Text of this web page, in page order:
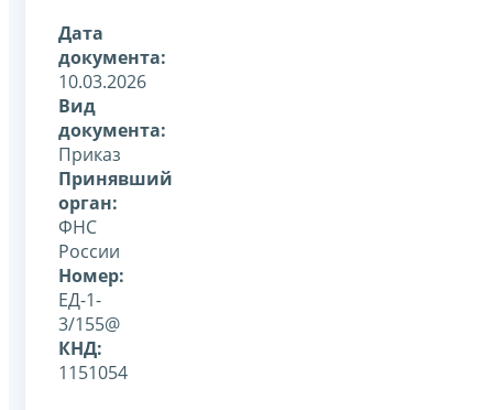
Дата
документа:
10.03.2026
Вид
документа:
Приказ
Принявший
орган:
ФНС
России
Номер:
ЕД-1-
3/155@
КНД:
1151054